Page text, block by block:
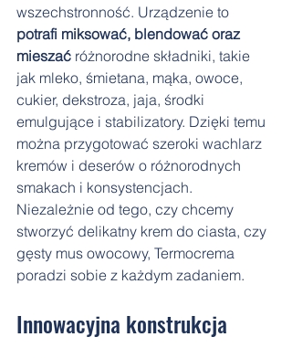
wszechstronność. Urządzenie to
potrafi miksować, blendować oraz
mieszać różnorodne składniki, takie
jak mleko, śmietana, mąka, owoce,
cukier, dekstroza, jaja, środki
emulgujące i stabilizatory. Dzięki temu
można przygotować szeroki wachlarz
kremów i deserów o różnorodnych
smakach i konsystencjach.
Niezależnie od tego, czy chcemy
stworzyć delikatny krem do ciasta, czy
gęsty mus owocowy, Termocrema
poradzi sobie z każdym zadaniem.
Innowacyjna konstrukcja